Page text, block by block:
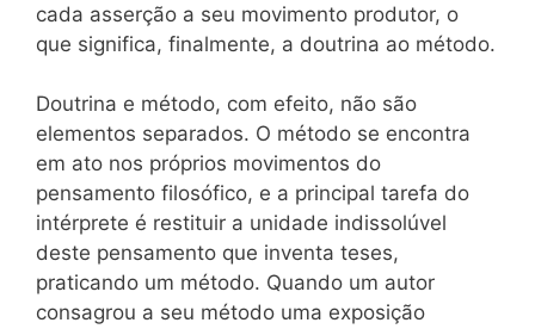
cada asserção a seu movimento produtor, o
que significa, finalmente, a doutrina ao método.
Doutrina e método, com efeito, não são
elementos separados. O método se encontra
em ato nos próprios movimentos do
pensamento filosófico, e a principal tarefa do
intérprete é restituir a unidade indissolúvel
deste pensamento que inventa teses,
praticando um método. Quando um autor
consagrou a seu método uma exposição